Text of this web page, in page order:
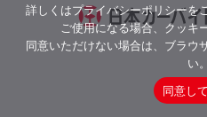
詳しくはプライバシーポリシーを
ご使用になる場合、クッキ
同意いただけない場合は、ブラウ
い。
同意し